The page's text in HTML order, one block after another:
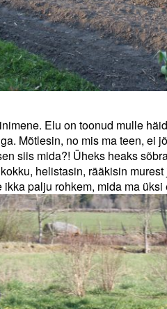
Elu on toonud mulle
Mõtlesin, no mis ma teen, ei
siis mida?! Üheks heaks
helistasin, rääkisin
palju rohkem, mida ma